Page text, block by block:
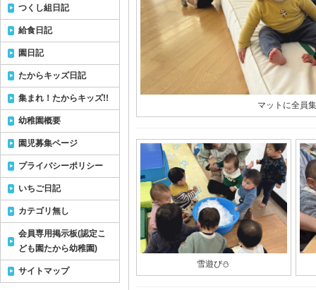
マットに全員
雪遊び⛄️
つくし組日記
給食日記
園日記
たからキッズ日記
集まれ！たからキッズ!!
幼稚園概要
園児募集ページ
プライバシーポリシー
いちご日記
カテゴリ無し
会員専用掲示板(認定こ
ども園たから幼稚園)
サイトマップ